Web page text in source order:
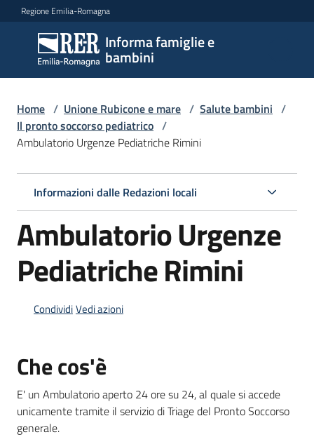
Vai al contenuto
Vai alla navigazione
Vai al footer
Regione Emilia-Romagna
Informa famiglie e
bambini
Informa
famiglie
e
bambini
Centri
per
famiglie
Informazioni
locali
Home / Unione Rubicone e mare / Salute bambini /
Il pronto soccorso pediatrico /
Ambulatorio Urgenze Pediatriche Rimini
Informazioni dalle Redazioni locali
Ambulatorio Urgenze
Pediatriche Rimini
CondividiVedi azioni
Che cos'è
E' un Ambulatorio aperto 24 ore su 24, al quale si accede
unicamente tramite il servizio di Triage del Pronto Soccorso
generale.